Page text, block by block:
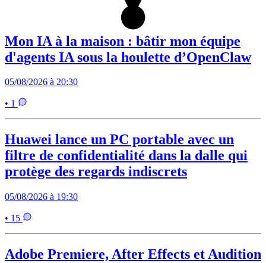
Mon IA à la maison : bâtir mon équipe
d'agents IA sous la houlette d’OpenClaw
05/08/2026 à 20:30
• 1
Huawei lance un PC portable avec un
filtre de confidentialité dans la dalle qui
protège des regards indiscrets
05/08/2026 à 19:30
• 15
Adobe Premiere, After Effects et Audition